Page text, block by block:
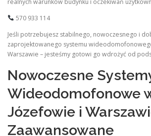
realnych warunków budynku i oczekiwań
570 933 114
Jeśli potrzebujesz stabilnego, nowoczesnego i
zaprojektowanego systemu
Warszawie – jesteśmy gotowi go wdrożyć od
Nowoczesne
Wideodomofonowe
Józefowie i
Zaawansowane